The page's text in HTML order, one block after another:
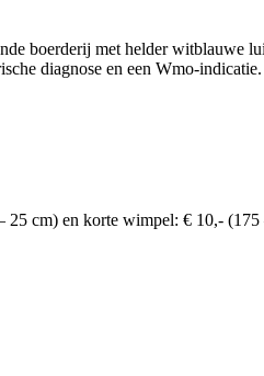
boerderij met helder witblauwe
diagnose en een Wmo-indicatie.
cm) en korte wimpel: € 10,- (175